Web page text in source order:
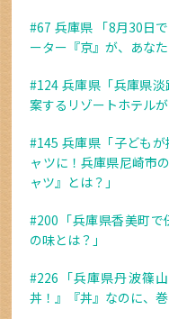
#67 兵庫県 「8月30日
ーター『京』が、あな
#124 兵庫県「兵庫県
案するリゾートホテル
#145 兵庫県「子ども
ャツに！兵庫県尼崎市
ャツ』とは？」
#200「兵庫県香美町
の味とは？」
#226「兵庫県丹波篠
丼！』『丼』なのに、